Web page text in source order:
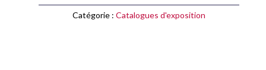
Catégorie : Catalogues d'exposition